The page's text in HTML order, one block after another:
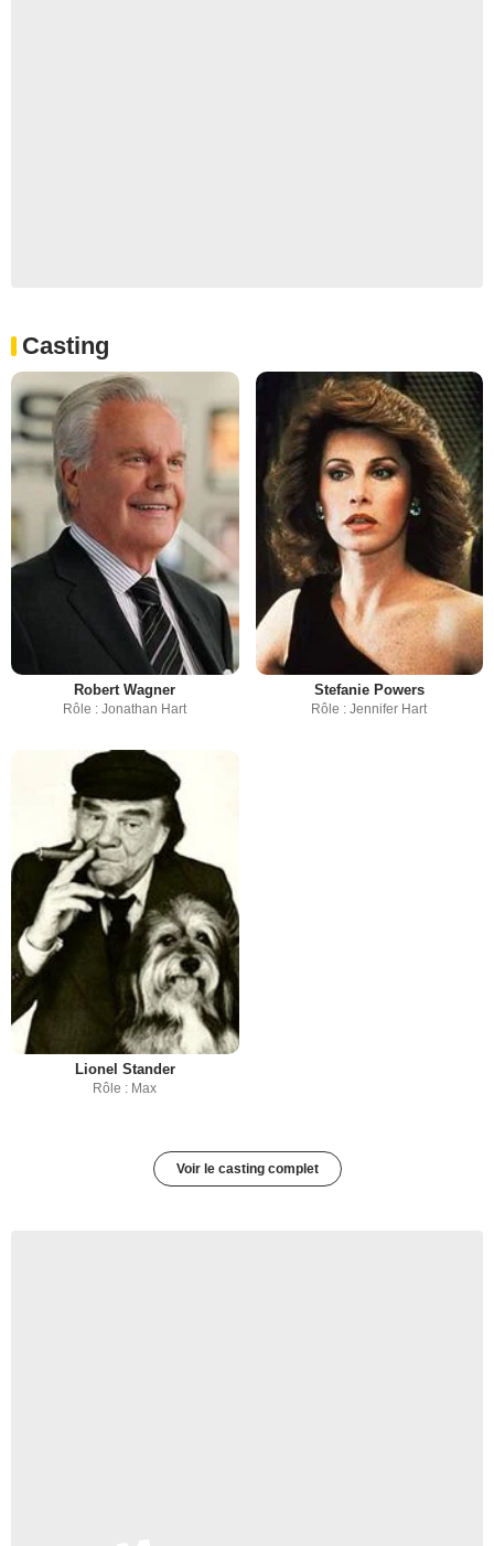
Casting
Robert Wagner
Rôle : Jonathan Hart
Stefanie Powers
Rôle : Jennifer Hart
Lionel Stander
Rôle : Max
Voir le casting complet